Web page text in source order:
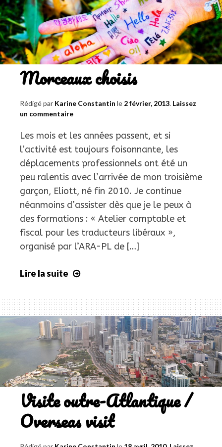
2014
Morceaux choisis
Rédigé par Karine Constantin le 2 février, 2013. Laissez
un commentaire
Les mois et les années passent, et si
l’activité est toujours foisonnante, les
déplacements professionnels ont été un
peu ralentis avec l’arrivée de mon troisième
garçon, Eliott, né fin 2010. Je continue
néanmoins d’assister dès que je le peux à
des formations : « Atelier comptable et
fiscal pour les traducteurs libéraux »,
organisé par l’ARA-PL de […]
Lire la suite
Visite outre-Atlantique /
Overseas visit